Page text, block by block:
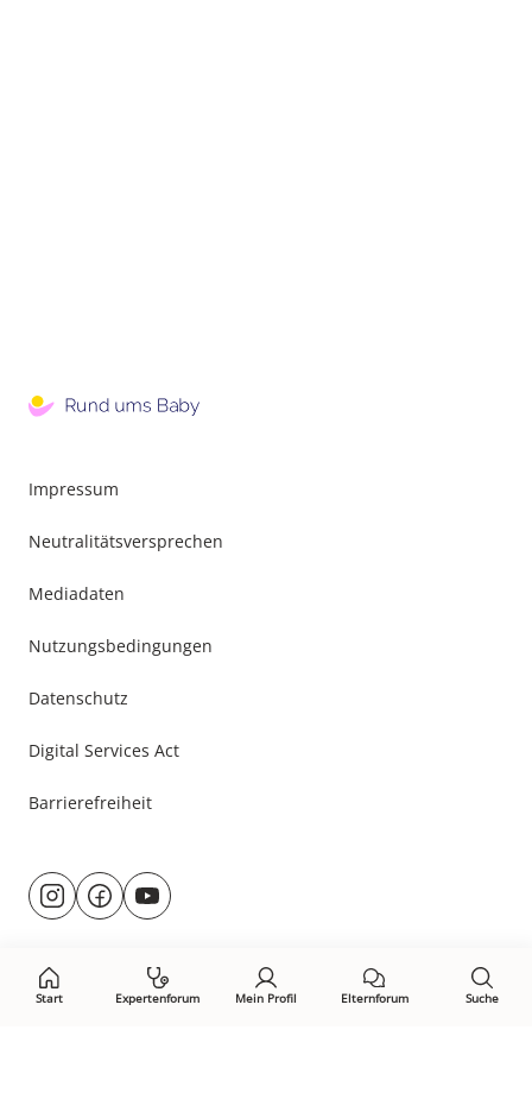
Start Expertenforum Mein Profil Elternforum Suche
Impressum
Neutralitätsversprechen
Mediadaten
Nutzungsbedingungen
Datenschutz
Digital Services Act
Barrierefreiheit
Besuche
uns@rund.ums.baby
facebook.com/rundumsbaby.de
youtube.com/@rundumsbaby_